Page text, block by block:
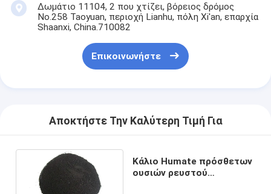
Δωμάτιο 11104, 2 που χτίζει, βόρειος δρόμος
No.258 Taoyuan, περιοχή Lianhu, πόλη Xi'an, επαρχία
Shaanxi, China.710082
Επικοινωνήστε
Αποκτήστε Την Καλύτερη Τιμή Για
Κάλιο Humate πρόσθετων
ουσιών ρευστού